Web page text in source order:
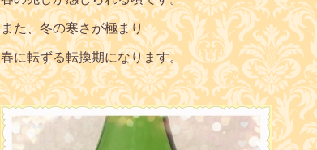
また、冬の寒さが極まり
春に転ずる転換期になります。